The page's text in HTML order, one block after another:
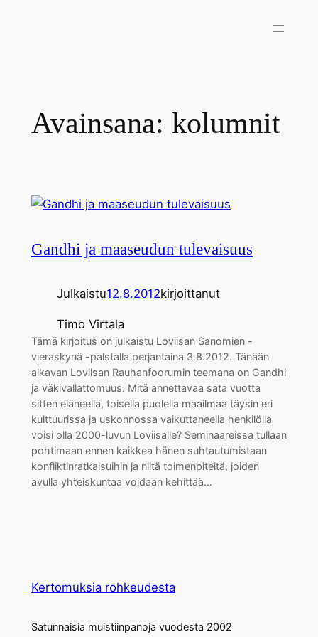
Avainsana: kolumnit
Gandhi ja maaseudun tulevaisuus
Julkaistu12.8.2012kirjoittanut
Timo Virtala
Tämä kirjoitus on julkaistu Loviisan Sanomien -
vieraskynä -palstalla perjantaina 3.8.2012. Tänään
alkavan Loviisan Rauhanfoorumin teemana on Gandhi
ja väkivallattomuus. Mitä annettavaa sata vuotta
sitten eläneellä, toisella puolella maailmaa täysin eri
kulttuurissa ja uskonnossa vaikuttaneella henkilöllä
voisi olla 2000-luvun Loviisalle? Seminaareissa tullaan
pohtimaan ennen kaikkea hänen suhtautumistaan
konfliktinratkaisuihin ja niitä toimenpiteitä, joiden
avulla yhteiskuntaa voidaan kehittää…
Kertomuksia rohkeudesta
Satunnaisia muistiinpanoja vuodesta 2002